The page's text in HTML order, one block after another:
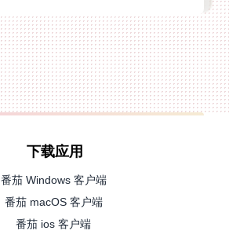
下载应用
番茄 Windows 客户端
番茄 macOS 客户端
番茄 ios 客户端